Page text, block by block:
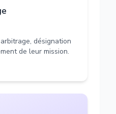
désignation
de leur mission.